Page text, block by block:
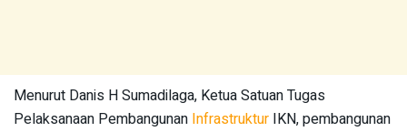
Menurut Danis H Sumadilaga, Ketua Satuan Tugas
Pelaksanaan Pembangunan Infrastruktur IKN, pembangunan